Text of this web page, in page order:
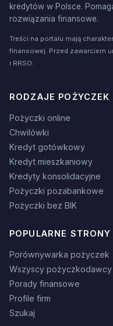
kredytów w Polsce.
rozwiązania finansowe.
Treści na portalu mają
finansowej. Przed zawarciem
i RRSO.
RODZAJE POŻYCZEK
Pożyczki online
Chwilówki
Kredyt gotówkowy
Kredyt mieszkaniowy
Kredyty konsolidacyjne
Pożyczki pozabankowe
Pożyczki bez BIK
POPULARNE STRONY
Porównywarka pożyczek
Wszyscy pożyczkodawcy
Porady finansowe
Profile firm
Szukaj